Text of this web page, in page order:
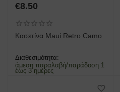
€8.50
Κασετίνα Maui Retro Camo
Διαθεσιμότητα:
άμεση παραλαβή/παράδοση 1
έως 3 ημέρες